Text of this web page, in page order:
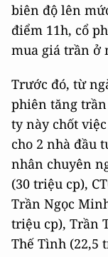
biên độ lên
điểm 11h, cổ
mua giá trần ở
Trước đó, từ
phiên tăng
ty này chốt
cho 2 nhà đầu
nhân chuyên
(30 triệu cp),
Trần Ngọc
triệu cp), Trần
Thế Tình (22,5